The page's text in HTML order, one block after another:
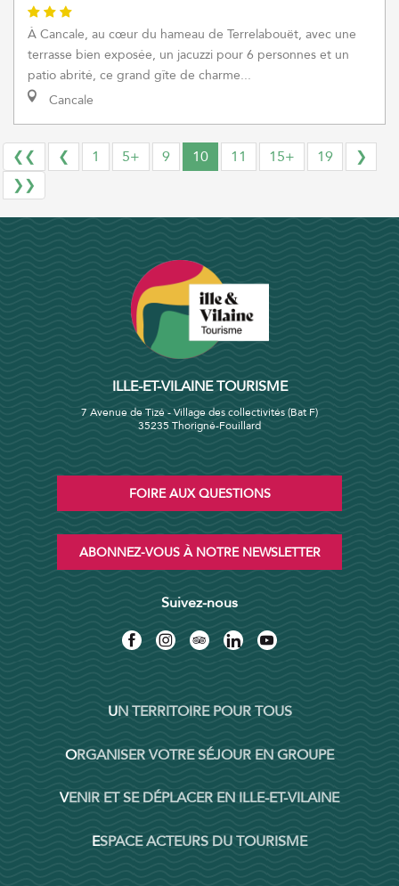
À Cancale, au cœur du hameau de Terrelabouët, avec une
terrasse bien exposée, un jacuzzi pour 6 personnes et un
patio abrité, ce grand gîte de charme...
Cancale
❮❮ ❮ 1 5+ 9 10 11 15+ 19
❯
❯❯
ILLE-ET-VILAINE TOURISME
7 Avenue de Tizé - Village des collectivités (Bat F)
35235 Thorigné-Fouillard
FOIRE AUX QUESTIONS
ABONNEZ-VOUS À NOTRE NEWSLETTER
Suivez-nous
UN TERRITOIRE POUR TOUS
ORGANISER VOTRE SÉJOUR EN GROUPE
VENIR ET SE DÉPLACER EN ILLE-ET-VILAINE
ESPACE ACTEURS DU TOURISME